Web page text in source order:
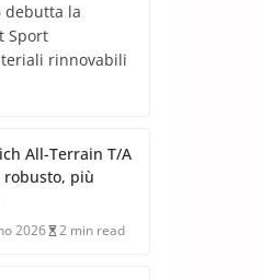
debutta la
Sport
rinnovabili
All-Terrain T/A
robusto, più
2026 2 min read